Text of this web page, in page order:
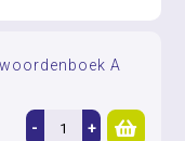
A
- +